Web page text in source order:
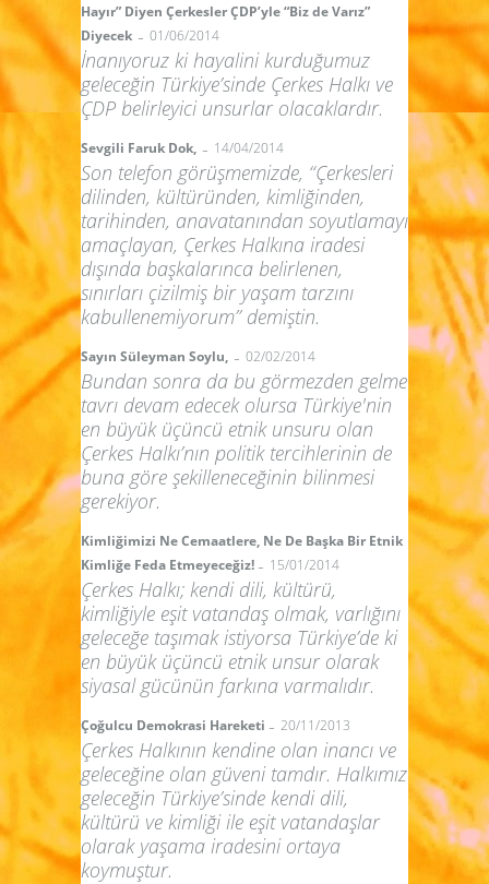
Hayır” Diyen Çerkesler ÇDP’yle “Biz de Varız”
Diyecek - 01/06/2014
İnanıyoruz ki hayalini kurduğumuz
geleceğin Türkiye’sinde Çerkes Halkı ve
ÇDP belirleyici unsurlar olacaklardır.
Sevgili Faruk Dok, - 14/04/2014
Son telefon görüşmemizde, “Çerkesleri
dilinden, kültüründen, kimliğinden,
tarihinden, anavatanından soyutlamayı
amaçlayan, Çerkes Halkına iradesi
dışında başkalarınca belirlenen,
sınırları çizilmiş bir yaşam tarzını
kabullenemiyorum” demiştin.
Sayın Süleyman Soylu, - 02/02/2014
Bundan sonra da bu görmezden gelme
tavrı devam edecek olursa Türkiye'nin
en büyük üçüncü etnik unsuru olan
Çerkes Halkı’nın politik tercihlerinin de
buna göre şekilleneceğinin bilinmesi
gerekiyor.
Kimliğimizi Ne Cemaatlere, Ne De Başka Bir Etnik
Kimliğe Feda Etmeyeceğiz! - 15/01/2014
Çerkes Halkı; kendi dili, kültürü,
kimliğiyle eşit vatandaş olmak, varlığını
geleceğe taşımak istiyorsa Türkiye’de ki
en büyük üçüncü etnik unsur olarak
siyasal gücünün farkına varmalıdır.
Çoğulcu Demokrasi Hareketi - 20/11/2013
Çerkes Halkının kendine olan inancı ve
geleceğine olan güveni tamdır. Halkımız
geleceğin Türkiye’sinde kendi dili,
kültürü ve kimliği ile eşit vatandaşlar
olarak yaşama iradesini ortaya
koymuştur.